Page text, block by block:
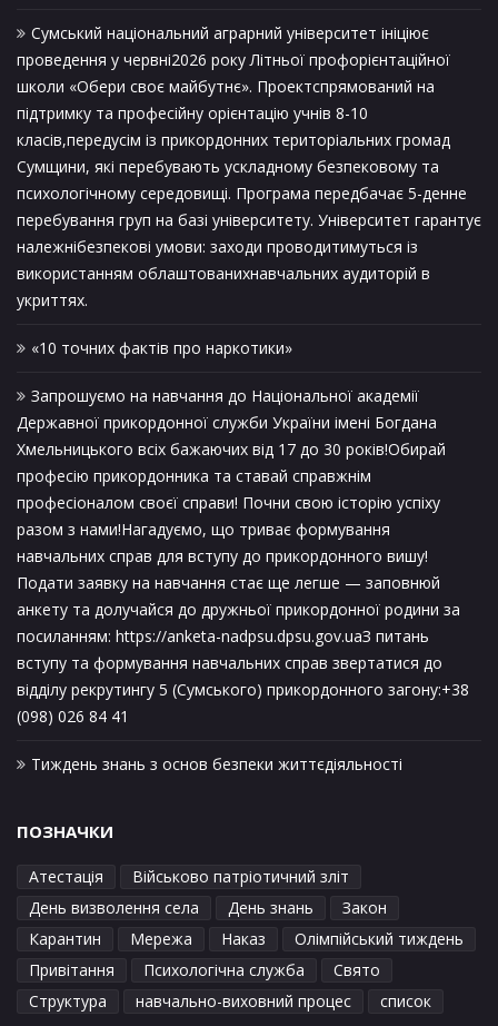
Сумський національний аграрний університет ініціює
проведення у червні2026 року Літньої профорієнтаційної
школи «Обери своє майбутнє». Проектспрямований на
підтримку та професійну орієнтацію учнів 8-10
класів,передусім із прикордонних територіальних громад
Сумщини, які перебувають ускладному безпековому та
психологічному середовищі. Програма передбачає 5-денне
перебування груп на базі університету. Університет гарантує
належнібезпекові умови: заходи проводитимуться із
використанням облаштованихнавчальних аудиторій в
укриттях.
«10 точних фактів про наркотики»
Запрошуємо на навчання до Національної академії
Державної прикордонної служби України імені Богдана
Хмельницького всіх бажаючих від 17 до 30 років!Обирай
професію прикордонника та ставай справжнім
професіоналом своєї справи! Почни свою історію успіху
разом з нами!Нагадуємо, що триває формування
навчальних справ для вступу до прикордонного вишу!
Подати заявку на навчання стає ще легше — заповнюй
анкету та долучайся до дружньої прикордонної родини за
посиланням: https://anketa-nadpsu.dpsu.gov.uaЗ питань
вступу та формування навчальних справ звертатися до
відділу рекрутингу 5 (Сумського) прикордонного загону:+38
(098) 026 84 41
Тиждень знань з основ безпеки життєдіяльності
ПОЗНАЧКИ
Атестація
Військово патріотичний зліт
День визволення села
День знань
Закон
Карантин
Мережа Наказ
Олімпійський тиждень
Привітання
Психологічна служба
Свято
Структура
навчально-виховний процес список